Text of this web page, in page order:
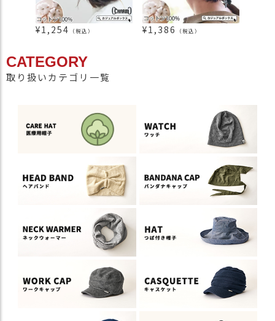
¥1,254 （税込） ¥1,386 （税込）
CATEGORY
取り扱いカテゴリ一覧